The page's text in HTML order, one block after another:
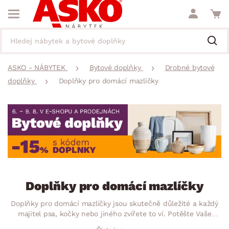
ASKO - NÁBYTEK Bytové doplňky
Drobné bytové
doplňky
Doplňky pro domácí mazlíčky
Doplňky pro domácí mazlíčky
Doplňky pro domácí mazlíčky jsou skutečně důležité a každý
majitel psa, kočky nebo jiného zvířete to ví. Potěšte Vaše